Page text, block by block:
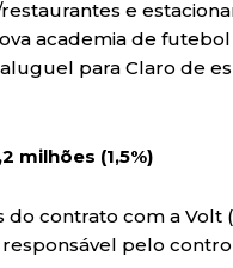
e
academia de
para Claro de
milhões (1,5%)
contrato com a Volt
pelo